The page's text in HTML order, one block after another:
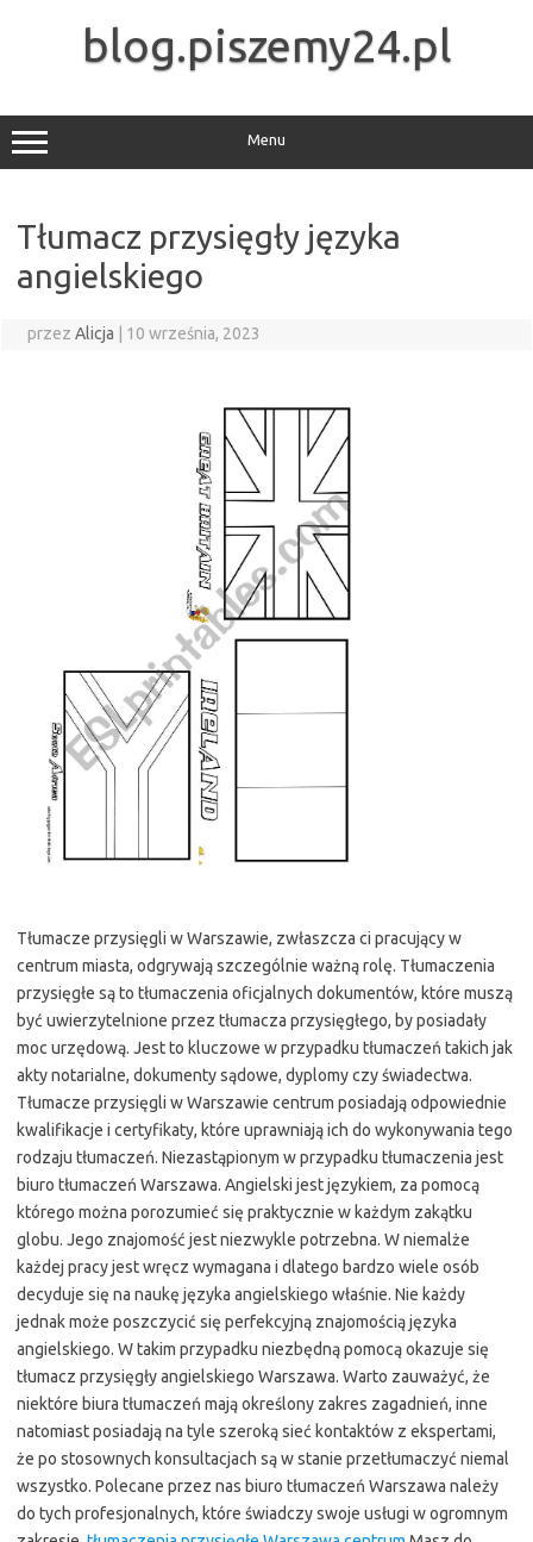
blog.piszemy24.pl
Menu
Tłumacz przysięgły języka
angielskiego
przez Alicja 10 września, 2023
Tłumacze przysięgli w Warszawie, zwłaszcza ci pracujący w
centrum miasta, odgrywają szczególnie ważną rolę. Tłumaczenia
przysięgłe są to tłumaczenia oficjalnych dokumentów, które muszą
być uwierzytelnione przez tłumacza przysięgłego, by posiadały
moc urzędową. Jest to kluczowe w przypadku tłumaczeń takich jak
akty notarialne, dokumenty sądowe, dyplomy czy świadectwa.
Tłumacze przysięgli w Warszawie centrum posiadają odpowiednie
kwalifikacje i certyfikaty, które uprawniają ich do wykonywania tego
rodzaju tłumaczeń. Niezastąpionym w przypadku tłumaczenia jest
biuro tłumaczeń Warszawa. Angielski jest językiem, za pomocą
którego można porozumieć się praktycznie w każdym zakątku
globu. Jego znajomość jest niezwykle potrzebna. W niemalże
każdej pracy jest wręcz wymagana i dlatego bardzo wiele osób
decyduje się na naukę języka angielskiego właśnie. Nie każdy
jednak może poszczycić się perfekcyjną znajomością języka
angielskiego. W takim przypadku niezbędną pomocą okazuje się
tłumacz przysięgły angielskiego Warszawa. Warto zauważyć, że
niektóre biura tłumaczeń mają określony zakres zagadnień, inne
natomiast posiadają na tyle szeroką sieć kontaktów z ekspertami,
że po stosownych konsultacjach są w stanie przetłumaczyć niemal
wszystko. Polecane przez nas biuro tłumaczeń Warszawa należy
do tych profesjonalnych, które świadczy swoje usługi w ogromnym